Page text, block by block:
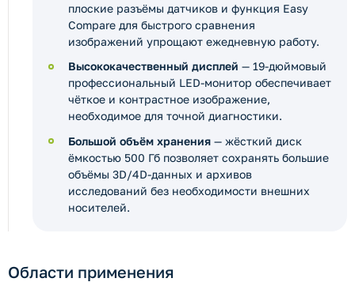
плоские разъёмы датчиков и функция Easy
Compare для быстрого сравнения
изображений упрощают ежедневную работу.
Высококачественный дисплей — 19-дюймовый
профессиональный LED-монитор обеспечивает
чёткое и контрастное изображение,
необходимое для точной диагностики.
Большой объём хранения — жёсткий диск
ёмкостью 500 Гб позволяет сохранять большие
объёмы 3D/4D-данных и архивов
исследований без необходимости внешних
носителей.
Области применения